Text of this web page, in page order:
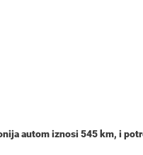
autom iznosi 545 km, i